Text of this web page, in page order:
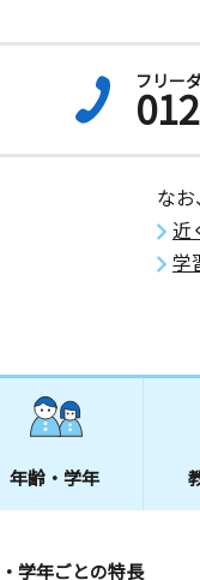
フリー
な
近
学
年齢・学年
学年ごとの特長